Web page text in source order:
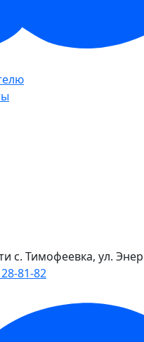
с. Тимофеевка, ул.
81-82